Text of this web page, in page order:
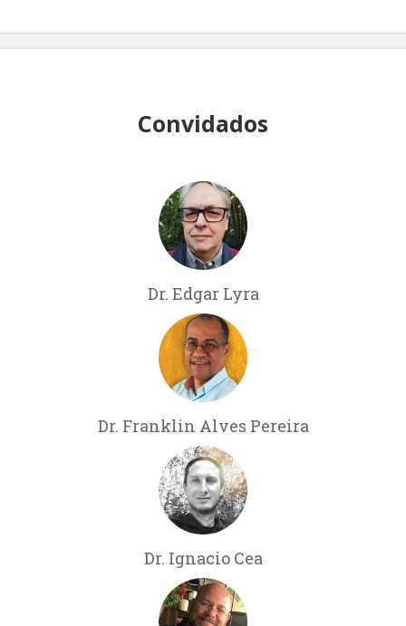
Convidados
Dr. Edgar Lyra
Dr. Franklin Alves Pereira
Dr. Ignacio Cea